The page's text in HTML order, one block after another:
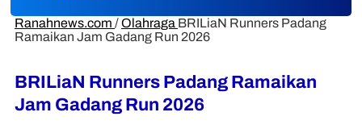
Ranahnews.com /Olahraga BRILiaN Runners Padang
Ramaikan Jam Gadang Run 2026
BRILiaN Runners Padang Ramaikan
Jam Gadang Run 2026